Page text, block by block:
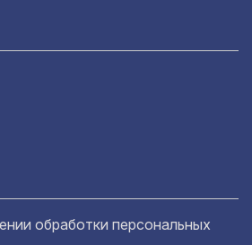
обработки персональных